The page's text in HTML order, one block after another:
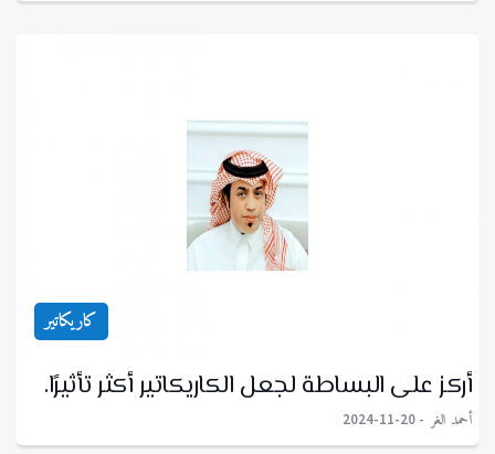
كاريكاتير
أركز على البساطة لجعل الكاريكاتير أكثر تأثيرًا.
أحمد الغر 2024-11-20